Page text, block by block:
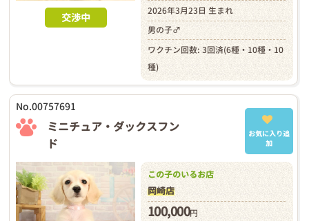
交渉中
2026年3月23日 生まれ
男の子♂
ワクチン回数: 3回済(6種・10種・10
種)
No.00757691
ミニチュア・ダックスフン
ド
お気に入り追
加
この子のいるお店
岡崎店
100,000円